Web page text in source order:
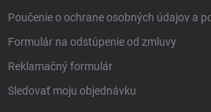
Poučenie o ochrane osobných údajov a
Formulár na odstúpenie od zmluvy
Reklamačný formulár
Sledovať moju objednávku